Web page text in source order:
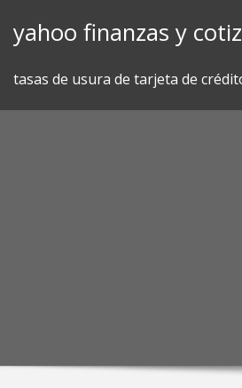
yahoo finanzas y
tasas de usura de tarjeta de